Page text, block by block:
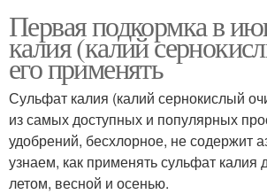
Первая подкормка в
калия (калий
его применять
Сульфат калия (калий сернокислый
из самых доступных и популярных
удобрений, бесхлорное, не содержит
узнаем, как применять сульфат калия
летом, весной и осенью.